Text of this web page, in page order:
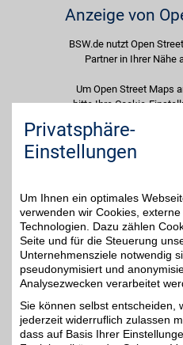
Anzeige von
BSW.de nutzt Open
Partner in Ihrer Nähe
Um Open Street Maps
bitte Ihre Cookie-
Sie "Externe Inhalte".
jederzeit über die
unteren
Adresse
Anger 36
99084 Erfurt
Filialen in der Nähe
Privatsphäre-
Einstellungen
Um Ihnen ein optimales
verwenden wir Cookies,
Technologien. Dazu zählen
Seite und für die Steuerung
Unternehmensziele notwendig
pseudonymisiert und
Analysezwecken verarbeitet
Sie können selbst entscheiden,
jederzeit widerruflich zulassen
dass auf Basis Ihrer